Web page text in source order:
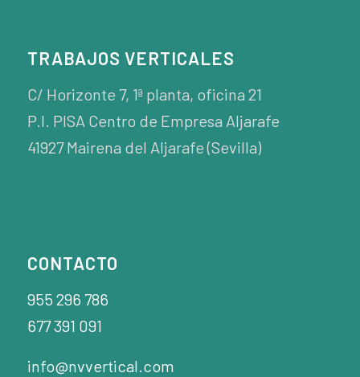
TRABAJOS VERTICALES
C/ Horizonte 7, 1ª planta, oficina 21
P.I. PISA Centro de Empresa Aljarafe
41927 Mairena del Aljarafe (Sevilla)
CONTACTO
955 296 786
677 391 091
info@nvvertical.com